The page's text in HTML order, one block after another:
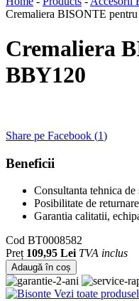
Cremaliera BISONTE
Cremaliera
BBY120
Share pe Facebook (1)
Beneficii
Consultanta tehnica de
Posibilitate de
Garantia calitatii,
Cod BT0008582
Preț 109,95 Lei TVA inclus
Adaugă în coș
Vezi toate